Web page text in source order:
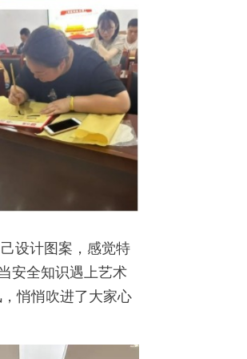
设计图案，感觉特
安全知识遇上艺术
悄悄吹进了大家心